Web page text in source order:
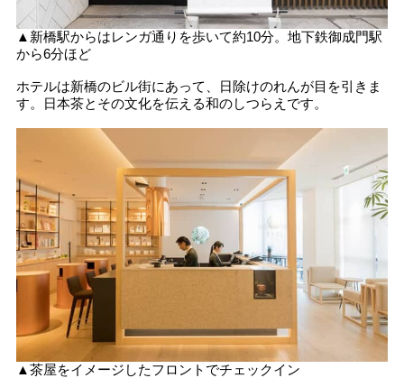
▲新橋駅からはレンガ通りを歩いて約10分。地下鉄御成門駅
から6分ほど
ホテルは新橋のビル街にあって、日除けのれんが目を引きま
す。日本茶とその文化を伝える和のしつらえです。
▲茶屋をイメージしたフロントでチェックイン